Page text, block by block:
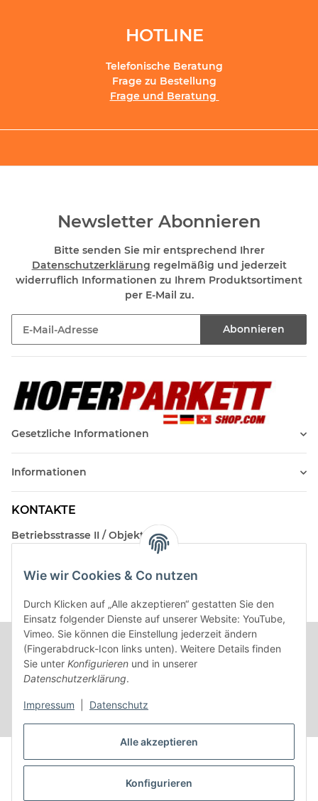
Alle akzeptieren
Konfigurieren
Wie wir Cookies & Co nutzen
Durch Klicken auf „Alle akzeptieren“ gestatten Sie den
Einsatz folgender Dienste auf unserer Website: YouTube,
Vimeo. Sie können die Einstellung jederzeit ändern
(Fingerabdruck-Icon links unten). Weitere Details finden
Sie unter Konfigurieren und in unserer
Datenschutzerklärung.
Impressum Datenschutz
HOTLINE
Telefonische Beratung
Frage zu Bestellung
Frage und Beratung
Newsletter Abonnieren
Bitte senden Sie mir entsprechend Ihrer
Datenschutzerklärung regelmäßig und jederzeit
widerruflich Informationen zu Ihrem Produktsortiment
per E-Mail zu.
Abonnieren
Gesetzliche Informationen
Informationen
KONTAKTE
Betriebsstrasse II / Objekt 17
Kontakt
Vertrag widerrufen
* Alle Preise inkl. gesetzlicher USt.